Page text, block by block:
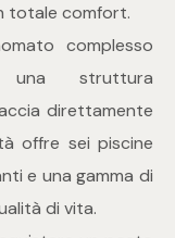
totale comfort.
complesso
una struttura
direttamente
offre sei piscine
e una gamma di
di vita.